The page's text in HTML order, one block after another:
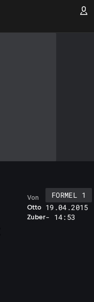
Otto
Zuber
Von
FORMEL 1
19.04.2015
- 14:53